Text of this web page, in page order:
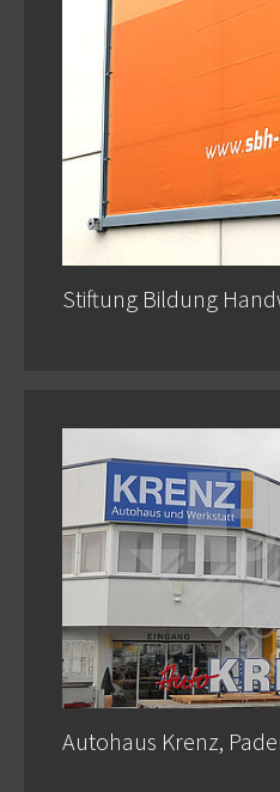
Stiftung Bildung
Autohaus Krenz,